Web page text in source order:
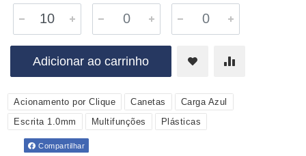
Adicionar ao carrinho
Acionamento por Clique Canetas
Carga Azul
Escrita 1.0mm
Multifunções Plásticas
Compartilhar